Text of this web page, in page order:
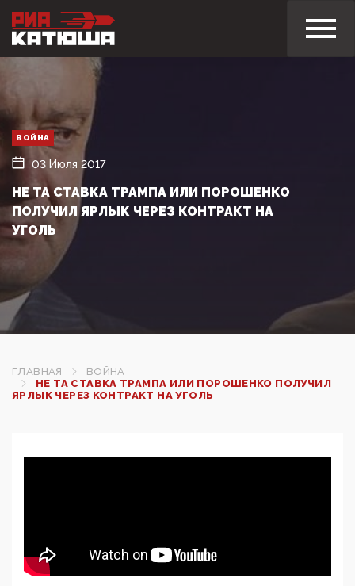
ВОЙНА
03 Июля 2017
НЕ ТА СТАВКА ТРАМПА ИЛИ ПОРОШЕНКО
ПОЛУЧИЛ ЯРЛЫК ЧЕРЕЗ КОНТРАКТ НА
УГОЛЬ
ГЛАВНАЯ
ВОЙНА
НЕ ТА СТАВКА ТРАМПА ИЛИ ПОРОШЕНКО ПОЛУЧИЛ
ЯРЛЫК ЧЕРЕЗ КОНТРАКТ НА УГОЛЬ